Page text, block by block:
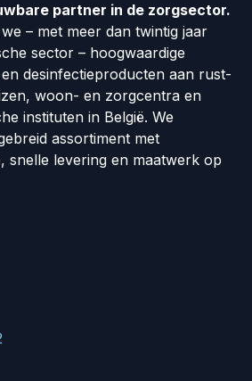
partner in de zorgsector.
– met meer dan twintig jaar
sector – hoogwaardige
desinfectieproducten aan rust-
woon- en zorgcentra en
instituten in België. We
assortiment met
snelle levering en maatwerk op